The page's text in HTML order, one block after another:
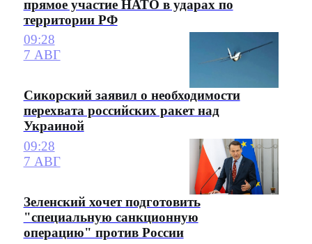
прямое участие НАТО в ударах по
территории РФ
09:28
7 АВГ
Сикорский заявил о необходимости
перехвата российских ракет над
Украиной
09:28
7 АВГ
Зеленский хочет подготовить
"специальную санкционную
операцию" против России